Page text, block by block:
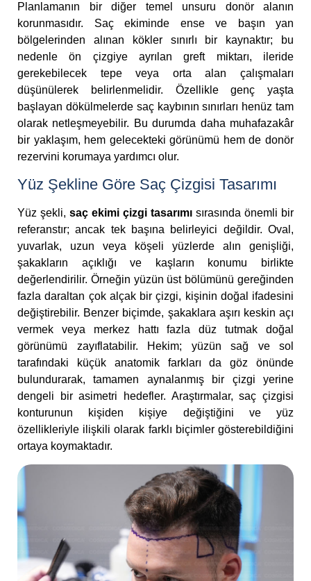
Planlamanın bir diğer temel unsuru donör alanın
korunmasıdır. Saç ekiminde ense ve başın yan
bölgelerinden alınan kökler sınırlı bir kaynaktır; bu
nedenle ön çizgiye ayrılan greft miktarı, ileride
gerekebilecek tepe veya orta alan çalışmaları
düşünülerek belirlenmelidir. Özellikle genç yaşta
başlayan dökülmelerde saç kaybının sınırları henüz tam
olarak netleşmeyebilir. Bu durumda daha muhafazakâr
bir yaklaşım, hem gelecekteki görünümü hem de donör
rezervini korumaya yardımcı olur.
Yüz Şekline Göre Saç Çizgisi Tasarımı
Yüz şekli, saç ekimi çizgi tasarımı sırasında önemli bir
referanstır; ancak tek başına belirleyici değildir. Oval,
yuvarlak, uzun veya köşeli yüzlerde alın genişliği,
şakakların açıklığı ve kaşların konumu birlikte
değerlendirilir. Örneğin yüzün üst bölümünü gereğinden
fazla daraltan çok alçak bir çizgi, kişinin doğal ifadesini
değiştirebilir. Benzer biçimde, şakaklara aşırı keskin açı
vermek veya merkez hattı fazla düz tutmak doğal
görünümü zayıflatabilir. Hekim; yüzün sağ ve sol
tarafındaki küçük anatomik farkları da göz önünde
bulundurarak, tamamen aynalanmış bir çizgi yerine
dengeli bir asimetri hedefler. Araştırmalar, saç çizgisi
konturunun kişiden kişiye değiştiğini ve yüz
özellikleriyle ilişkili olarak farklı biçimler gösterebildiğini
ortaya koymaktadır.